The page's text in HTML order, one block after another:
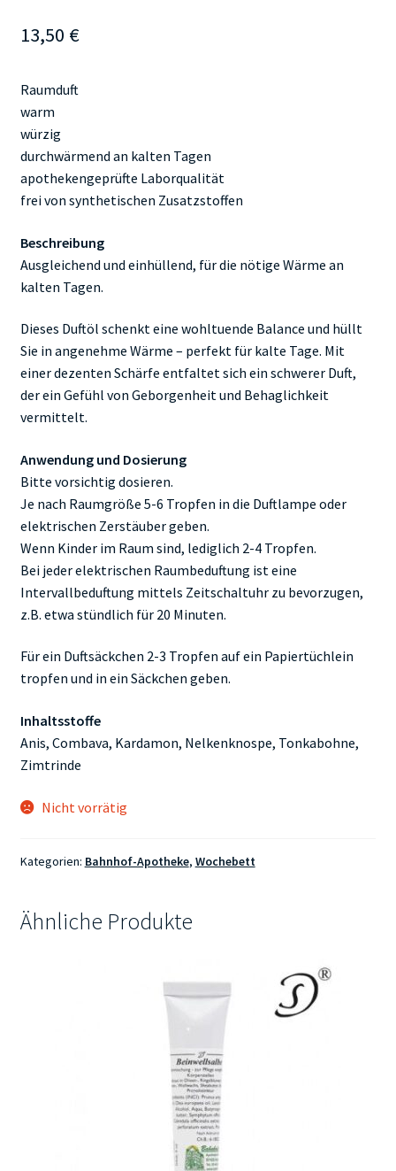
13,50 €
Raumduft
warm
würzig
durchwärmend an kalten Tagen
apothekengeprüfte Laborqualität
frei von synthetischen Zusatzstoffen
Beschreibung
Ausgleichend und einhüllend, für die nötige Wärme an
kalten Tagen.
Dieses Duftöl schenkt eine wohltuende Balance und hüllt
Sie in angenehme Wärme – perfekt für kalte Tage. Mit
einer dezenten Schärfe entfaltet sich ein schwerer Duft,
der ein Gefühl von Geborgenheit und Behaglichkeit
vermittelt.
Anwendung und Dosierung
Bitte vorsichtig dosieren.
Je nach Raumgröße 5-6 Tropfen in die Duftlampe oder
elektrischen Zerstäuber geben.
Wenn Kinder im Raum sind, lediglich 2-4 Tropfen.
Bei jeder elektrischen Raumbeduftung ist eine
Intervallbeduftung mittels Zeitschaltuhr zu bevorzugen,
z.B. etwa stündlich für 20 Minuten.
Für ein Duftsäckchen 2-3 Tropfen auf ein Papiertüchlein
tropfen und in ein Säckchen geben.
Inhaltsstoffe
Anis, Combava, Kardamon, Nelkenknospe, Tonkabohne,
Zimtrinde
Nicht vorrätig
Kategorien: Bahnhof-Apotheke, Wochebett
Ähnliche Produkte